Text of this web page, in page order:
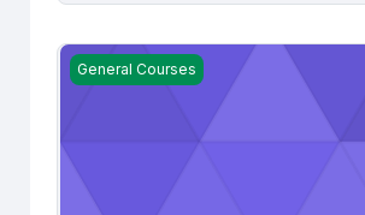
Õiguse alused ja tööõigus - L.
General Courses